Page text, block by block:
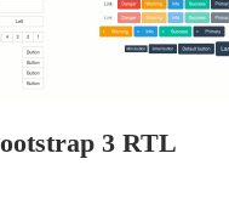
3 RTL